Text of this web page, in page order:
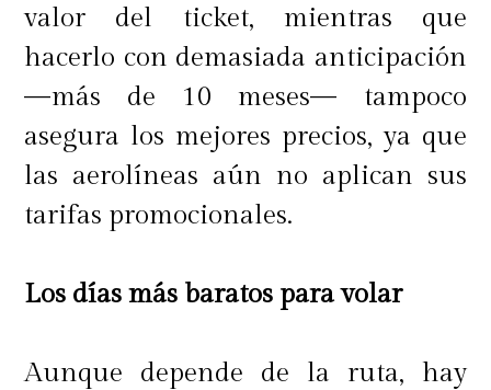
valor del ticket, mientras que
hacerlo con demasiada anticipación
—más de 10 meses— tampoco
asegura los mejores precios, ya que
las aerolíneas aún no aplican sus
tarifas promocionales.
Los días más baratos para volar
Aunque depende de la ruta, hay